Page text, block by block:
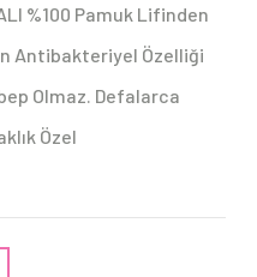
%100 Pamuk Lifinden
Antibakteriyel Özelliği
Olmaz. Defalarca
Özel